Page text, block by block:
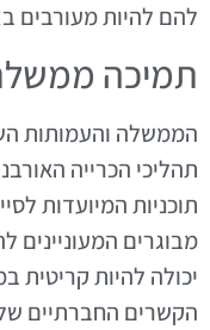
להם להיות מעורבים
תמיכה
הממשלה והעמותות
תהליכי הכרייה
תוכניות המיועדות
מבוגרים המעוניינים
יכולה להיות קריטית
הקשרים החברתיים